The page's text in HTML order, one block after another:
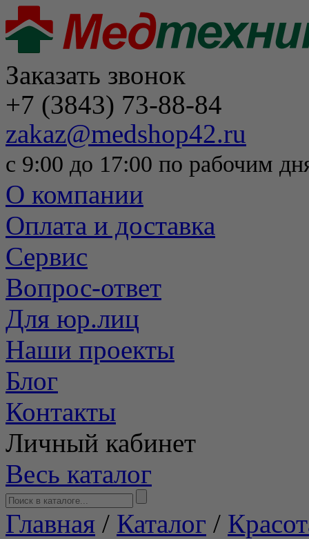
Заказать звонок
+7 (3843) 73-88-84
zakaz@medshop42.ru
с 9:00 до 17:00 по рабочим
О компании
Оплата и доставка
Сервис
Вопрос-ответ
Для юр.лиц
Наши проекты
Блог
Контакты
Личный кабинет
Весь каталог
Главная / Каталог /